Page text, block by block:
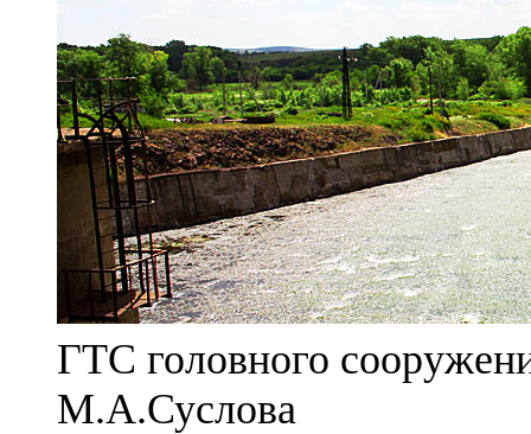
ГТС головного
М.А.Суслова